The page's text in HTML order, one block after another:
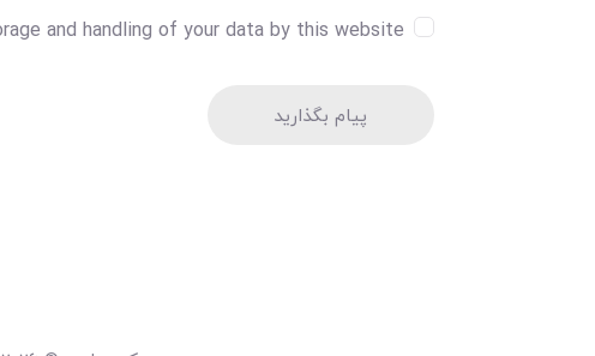
and handling of your data by this website.